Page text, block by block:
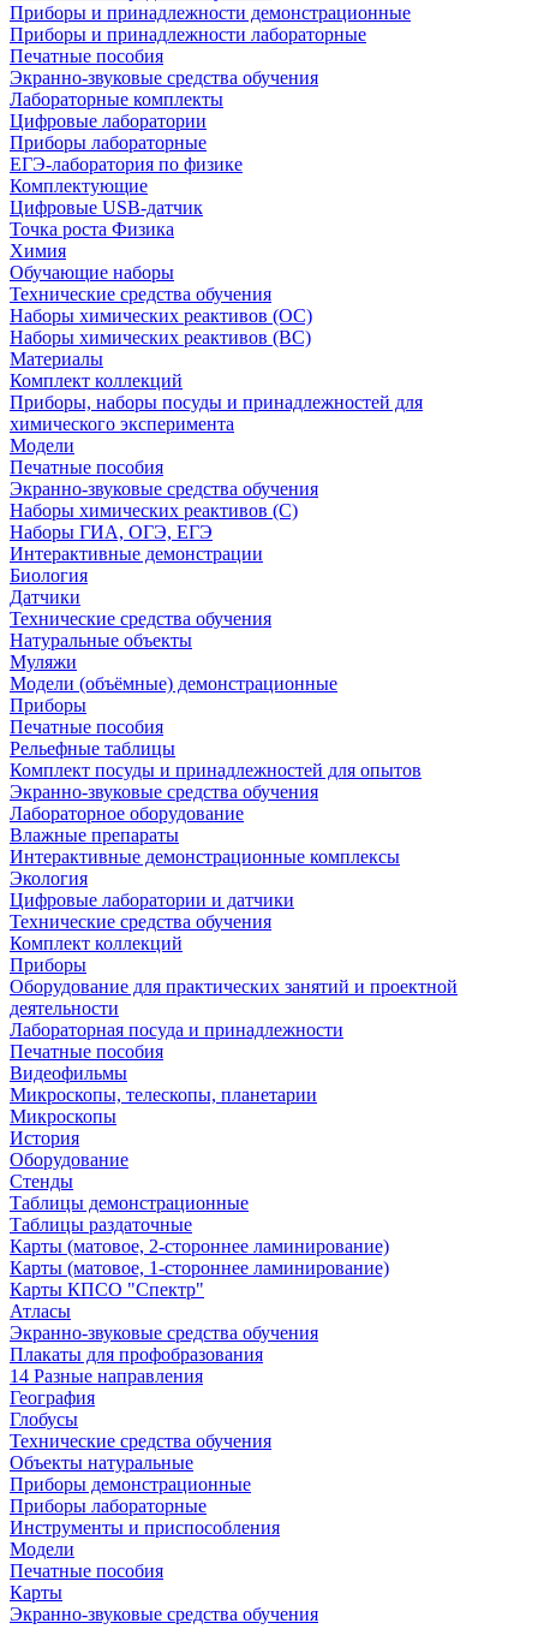
Приборы и принадлежности демонстрационные
Приборы и принадлежности лабораторные
Печатные пособия
Экранно-звуковые средства обучения
Лабораторные комплекты
Цифровые лаборатории
Приборы лабораторные
ЕГЭ-лаборатория по физике
Комплектующие
Цифровые USB-датчик
Точка роста Физика
Химия
Обучающие наборы
Технические средства обучения
Наборы химических реактивов (ОС)
Наборы химических реактивов (ВС)
Материалы
Комплект коллекций
Приборы, наборы посуды и принадлежностей для
химического эксперимента
Модели
Печатные пособия
Экранно-звуковые средства обучения
Наборы химических реактивов (С)
Наборы ГИА, ОГЭ, ЕГЭ
Интерактивные демонстрации
Биология
Датчики
Технические средства обучения
Натуральные объекты
Муляжи
Модели (объёмные) демонстрационные
Приборы
Печатные пособия
Рельефные таблицы
Комплект посуды и принадлежностей для опытов
Экранно-звуковые средства обучения
Лабораторное оборудование
Влажные препараты
Интерактивные демонстрационные комплексы
Экология
Цифровые лаборатории и датчики
Технические средства обучения
Комплект коллекций
Приборы
Оборудование для практических занятий и проектной
деятельности
Лабораторная посуда и принадлежности
Печатные пособия
Видеофильмы
Микроскопы, телескопы, планетарии
Микроскопы
История
Оборудование
Стенды
Таблицы демонстрационные
Таблицы раздаточные
Карты (матовое, 2-стороннее ламинирование)
Карты (матовое, 1-стороннее ламинирование)
Карты КПСО "Спектр"
Атласы
Экранно-звуковые средства обучения
Плакаты для профобразования
14 Разные направления
География
Глобусы
Технические средства обучения
Объекты натуральные
Приборы демонстрационные
Приборы лабораторные
Инструменты и приспособления
Модели
Печатные пособия
Карты
Экранно-звуковые средства обучения